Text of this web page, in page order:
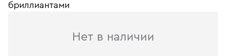
бриллиантами
Нет в наличии